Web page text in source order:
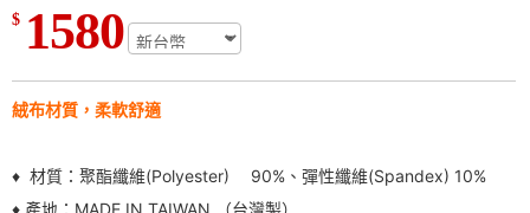
$ 1580
絨布材質，柔軟舒適
♦ 材質： 聚酯纖維(Polyester) 90%、彈性纖維(Spandex) 10%
♦ 產地：MADE IN TAIWAN （台灣製）